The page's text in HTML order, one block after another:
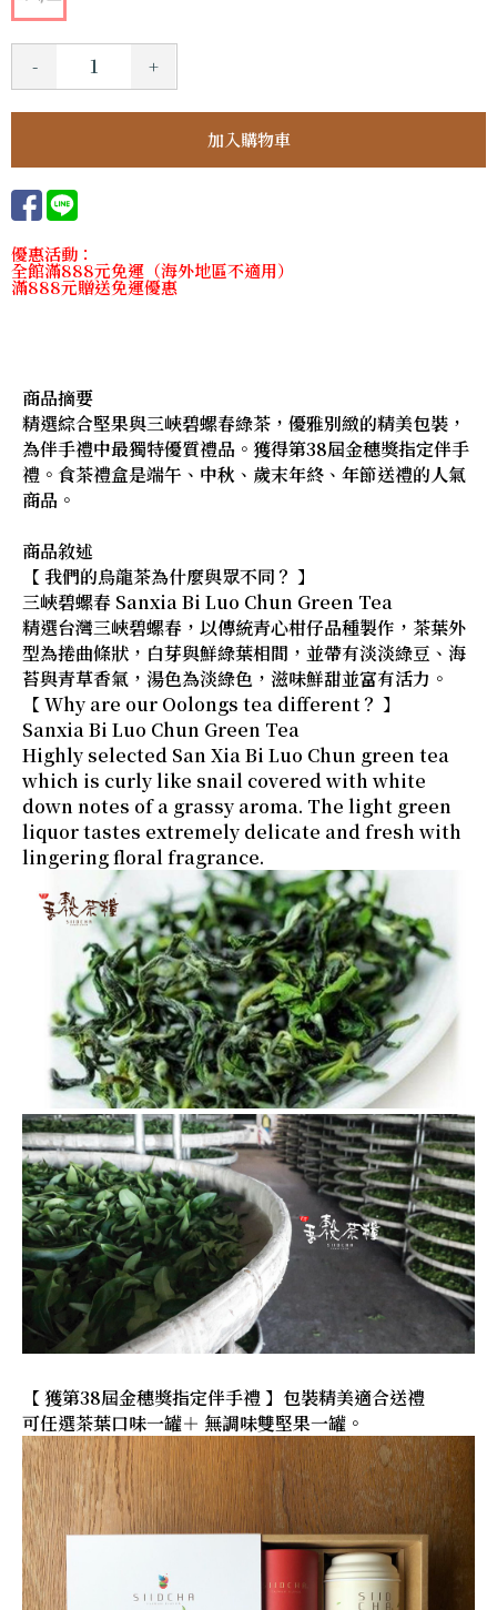
- +
優惠活動：
全館滿888元免運（海外地區不適用）
滿888元贈送免運優惠
商品摘要
精選綜合堅果與三峽碧螺春綠茶，優雅別緻的精美包裝，
為伴手禮中最獨特優質禮品。獲得第38屆金穗獎指定伴手
禮。食茶禮盒是端午、中秋、歲末年終、年節送禮的人氣
商品。
商品敘述
【 我們的烏龍茶為什麼與眾不同？ 】
三峽碧螺春 Sanxia Bi Luo Chun Green Tea
精選台灣三峽碧螺春，以傳統青心柑仔品種製作，茶葉外
型為捲曲條狀，白芽與鮮綠葉相間，並帶有淡淡綠豆、海
苔與青草香氣，湯色為淡綠色，滋味鮮甜並富有活力。
【 Why are our Oolongs tea different？ 】
Sanxia Bi Luo Chun Green Tea
Highly selected San Xia Bi Luo Chun green tea
which is curly like snail covered with white
down notes of a grassy aroma. The light green
liquor tastes extremely delicate and fresh with
lingering floral fragrance.
【 獲第38屆金穗獎指定伴手禮 】包裝精美適合送禮
可任選茶葉口味一罐＋ 無調味雙堅果一罐。